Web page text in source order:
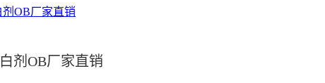
OB厂家直销
剂OB厂家直销